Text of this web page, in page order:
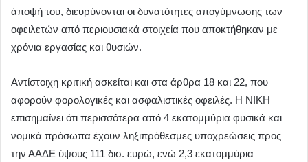
άποψή του, διευρύνονται οι δυνατότητες απογύμνωσης των
οφειλετών από περιουσιακά στοιχεία που αποκτήθηκαν με
χρόνια εργασίας και θυσιών.
Αντίστοιχη κριτική ασκείται και στα άρθρα 18 και 22, που
αφορούν φορολογικές και ασφαλιστικές οφειλές. Η ΝΙΚΗ
επισημαίνει ότι περισσότερα από 4 εκατομμύρια φυσικά και
νομικά πρόσωπα έχουν ληξιπρόθεσμες υποχρεώσεις προς
την ΑΑΔΕ ύψους 111 δισ. ευρώ, ενώ 2,3 εκατομμύρια